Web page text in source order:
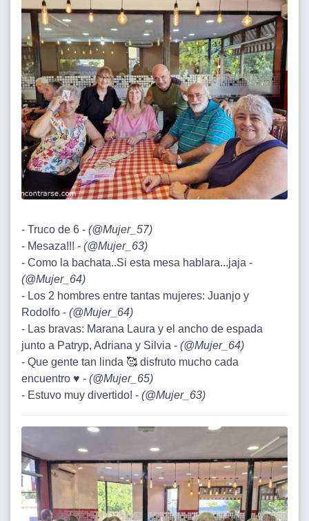
- Truco de 6 - (@Mujer_57)
- Mesaza!!! - (@Mujer_63)
- Como la bachata..Si esta mesa hablara...jaja -
(@Mujer_64)
- Los 2 hombres entre tantas mujeres: Juanjo y
Rodolfo - (@Mujer_64)
- Las bravas: Marana Laura y el ancho de espada
junto a Patryp, Adriana y Silvia - (@Mujer_64)
- Que gente tan linda 🥰 disfruto mucho cada
encuentro ♥️ - (@Mujer_65)
- Estuvo muy divertido! - (@Mujer_63)